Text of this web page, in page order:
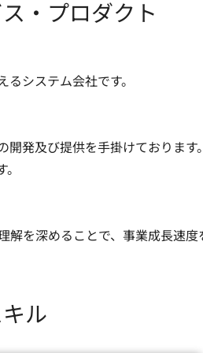
・プロダクト
システム会社です。
開発及び提供を手掛けておりま
解を深めることで、事業成長速
ル